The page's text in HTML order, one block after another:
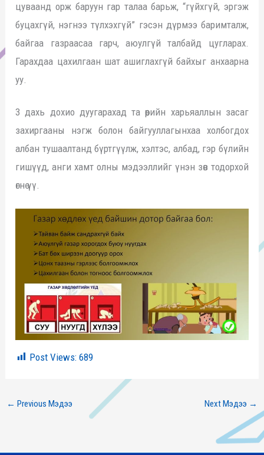
цуваанд орж баруун гар талаа барьж, “гүйхгүй, эргэж
буцахгүй, нэгнээ түлхэхгүй” гэсэн дүрмээ баримталж,
байгаа газраасаа гарч, аюулгүй талбайд цугларах.
Гарахдаа цахилгаан шат ашиглахгүй байхыг анхаарна
уу.
3 дахь дохио дуугарахад та өөрийн харьяаллын засаг
захиргааны нэгж болон байгууллагынхаа холбогдох
албан тушаалтанд бүртгүүлж, хэлтэс, албад, гэр бүлийн
гишүүд, анги хамт олны мэдээллийг үнэн зөв тодорхой
өгнө үү.
Post Views: 689
← Previous Мэдээ Next Мэдээ →